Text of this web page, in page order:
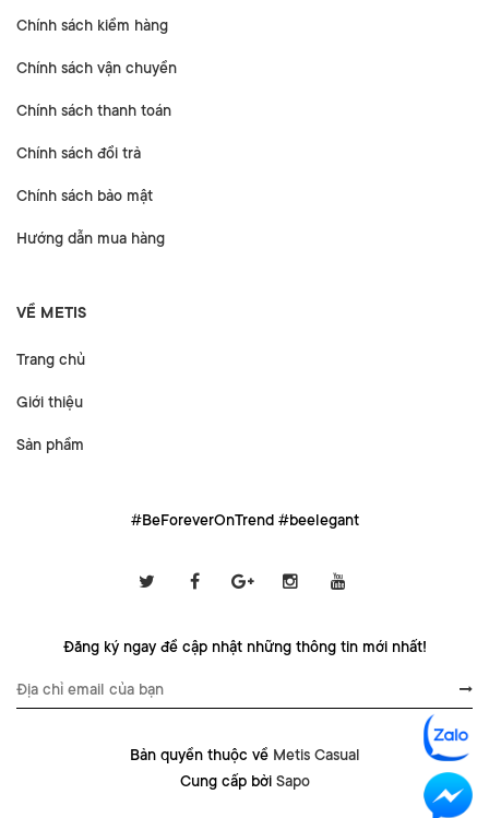
Chính sách kiểm hàng
Chính sách vận chuyển
Chính sách thanh toán
Chính sách đổi trả
Chính sách bảo mật
Hướng dẫn mua hàng
VỀ METIS
Trang chủ
Giới thiệu
Sản phẩm
#BeForeverOnTrend #beelegant
Đăng ký ngay để cập nhật những thông tin mới nhất!
Bản quyền thuộc về Metis Casual
Cung cấp bởi Sapo